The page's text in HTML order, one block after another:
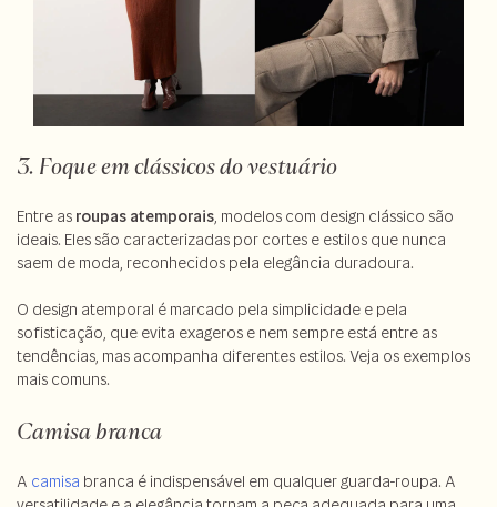
3. Foque em clássicos do vestuário
Entre as roupas atemporais , modelos com design clássico são
ideais. Eles são caracterizadas por cortes e estilos que nunca
saem de moda, reconhecidos pela elegância duradoura.
O design atemporal é marcado pela simplicidade e pela
sofisticação, que evita exageros e nem sempre está entre as
tendências, mas acompanha diferentes estilos. Veja os exemplos
mais comuns.
Camisa branca
A camisa branca é indispensável em qualquer guarda-roupa. A